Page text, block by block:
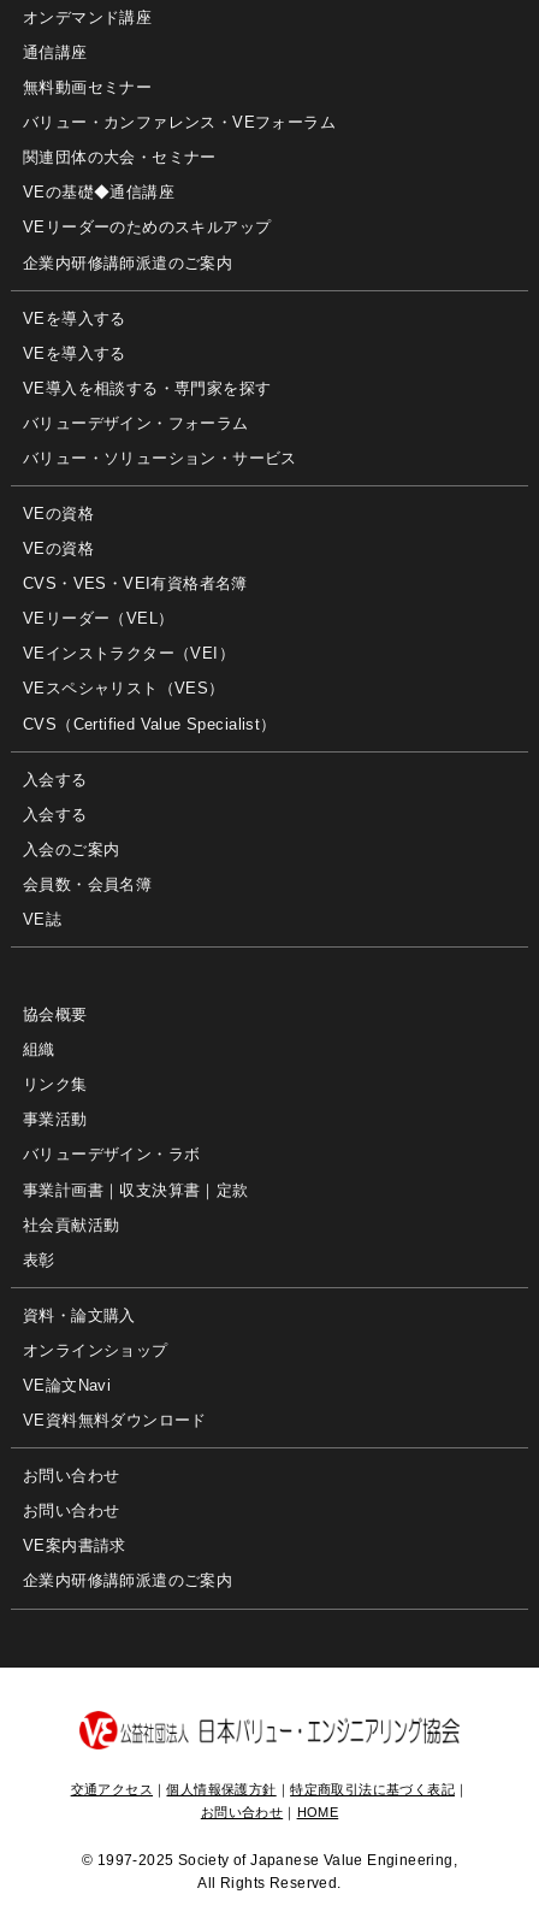
オンデマンド講座
通信講座
無料動画セミナー
バリュー・カンファレンス・VEフォーラム
関連団体の大会・セミナー
VEの基礎◆通信講座
VEリーダーのためのスキルアップ
企業内研修講師派遣のご案内
VEを導入する
VEを導入する
VE導入を相談する・専門家を探す
バリューデザイン・フォーラム
バリュー・ソリューション・サービス
VEの資格
VEの資格
CVS・VES・VEI有資格者名簿
VEリーダー（VEL）
VEインストラクター（VEI）
VEスペシャリスト（VES）
CVS（Certified Value Specialist）
入会する
入会する
入会のご案内
会員数・会員名簿
VE誌
協会概要
組織
リンク集
事業活動
バリューデザイン・ラボ
事業計画書｜収支決算書｜定款
社会貢献活動
表彰
資料・論文購入
オンラインショップ
VE論文Navi
VE資料無料ダウンロード
お問い合わせ
お問い合わせ
VE案内書請求
企業内研修講師派遣のご案内
交通アクセス ｜個人情報保護方針 ｜特定商取引法に基づく表記｜
お問い合わせ ｜ HOME
© 1997-2025 Society of Japanese Value Engineering,
All Rights Reserved.